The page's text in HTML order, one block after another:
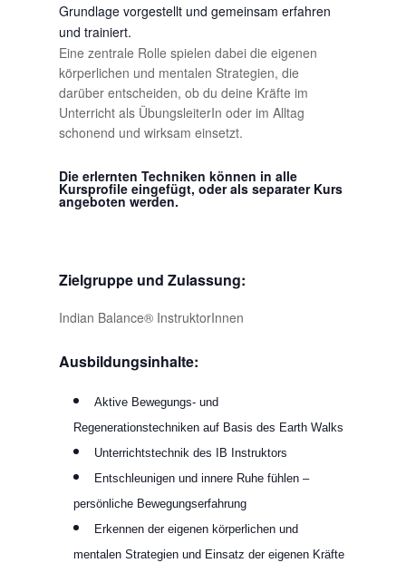
Grundlage vorgestellt und gemeinsam erfahren
und trainiert.
Eine zentrale Rolle spielen dabei die eigenen
körperlichen und mentalen Strategien, die
darüber entscheiden, ob du deine Kräfte im
Unterricht als ÜbungsleiterIn oder im Alltag
schonend und wirksam einsetzt.
Die erlernten Techniken können in alle
Kursprofile eingefügt, oder als separater Kurs
angeboten werden.
Zielgruppe und Zulassung:
Indian Balance® InstruktorInnen
Ausbildungsinhalte:
Aktive Bewegungs- und
Regenerationstechniken auf Basis des Earth Walks
Unterrichtstechnik des IB Instruktors
Entschleunigen und innere Ruhe fühlen –
persönliche Bewegungserfahrung
Erkennen der eigenen körperlichen und
mentalen Strategien und Einsatz der eigenen Kräfte